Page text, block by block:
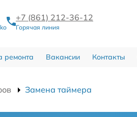
+7 (861) 212-36-12
Горячая линия
ремонта Вакансии Контакты
Замена таймера